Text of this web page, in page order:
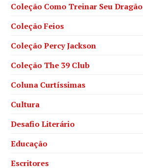
Coleção Como Treinar Seu Dragão
Coleção Feios
Coleção Percy Jackson
Coleção The 39 Club
Coluna Curtíssimas
Cultura
Desafio Literário
Educação
Escritores